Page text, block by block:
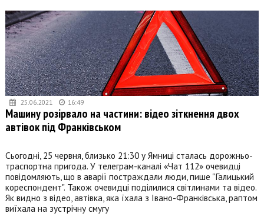
25.06.2021 16:49
Машину розірвало на частини: відео зіткнення двох
автівок під Франківськом
Сьогодні, 25 червня, близько 21:30 у Ямниці сталась дорожньо-
траспортна пригода. У телеграм-каналі «Чат 112» очевидці
повідомляють, що в аварії постраждали люди, пише "Галицький
кореспондент". Також очевидці поділилися світлинами та відео.
Як видно з відео, автівка, яка їхала з Івано-Франківська, раптом
виїхала на зустрічну смугу